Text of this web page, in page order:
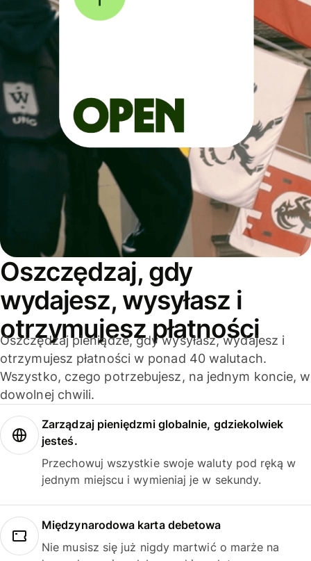
Oszczędzaj, gdy
wydajesz, wysyłasz i
otrzymujesz płatności
Oszczędzaj pieniądze, gdy wysyłasz, wydajesz i
otrzymujesz płatności w ponad 40 walutach.
Wszystko, czego potrzebujesz, na jednym koncie, w
dowolnej chwili.
Zarządzaj pieniędzmi globalnie, gdziekolwiek
jesteś.
Przechowuj wszystkie swoje waluty pod ręką w
jednym miejscu i wymieniaj je w sekundy.
Międzynarodowa karta debetowa
Nie musisz się już nigdy martwić o marże na